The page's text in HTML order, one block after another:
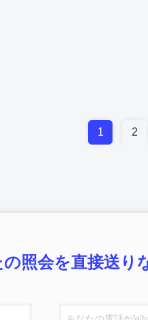
1 2
照会を直接送り